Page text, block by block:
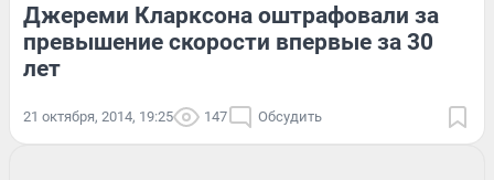
Джереми Кларксона оштрафовали за
превышение скорости впервые за 30
лет
21 октября, 2014, 19:25 147 Обсудить